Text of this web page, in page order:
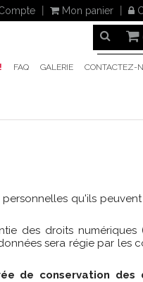
Mon panier
FAQ GALERIE CONTACTEZ-
personnelles qu'ils
des droits numériques
sera régie par les
de conservation des